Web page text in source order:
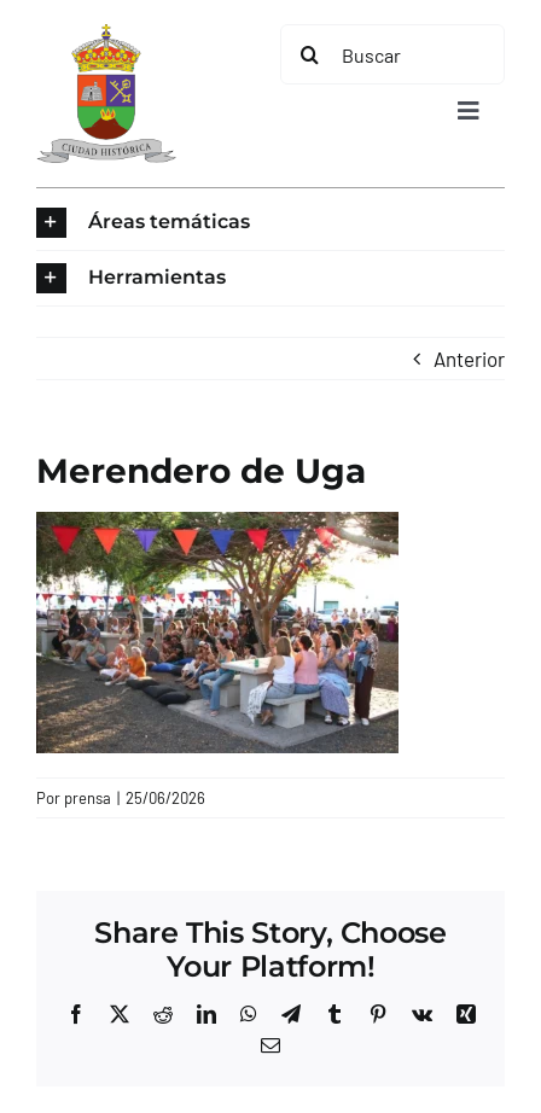
contenido
Buscar:
Toggle
CONTACTO
Áreas temáticas
Herramientas
Anterior
Merendero de Uga
Por prensa | 25/06/2026
Share This Story, Choose
Your Platform!
Facebook
X RedditLinkedInWhatsApp
TelegramTumblrPinterest
Vk
Xing
Correo